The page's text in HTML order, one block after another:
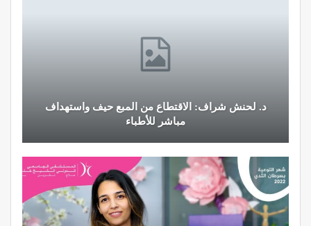
د. لحنش شراف: الاقتطاع من المبع حيف واستهداف
مباشر للأطباء